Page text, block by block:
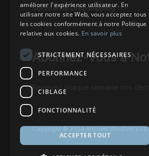
Service de Dropshipping
Abonnez-Vous à
Recevez chaque semaine nos
Copyright © 2024 Ancient Wisdom
améliorer l'expérience utilisateur. En
utilisant notre site Web, vous acceptez tous
les cookies conformément à notre Politique
relative aux cookies. En savoir plus
STRICTEMENT NÉCESSAIRES
PERFORMANCE
CIBLAGE
FONCTIONNALITÉ
ACCEPTER TOUT